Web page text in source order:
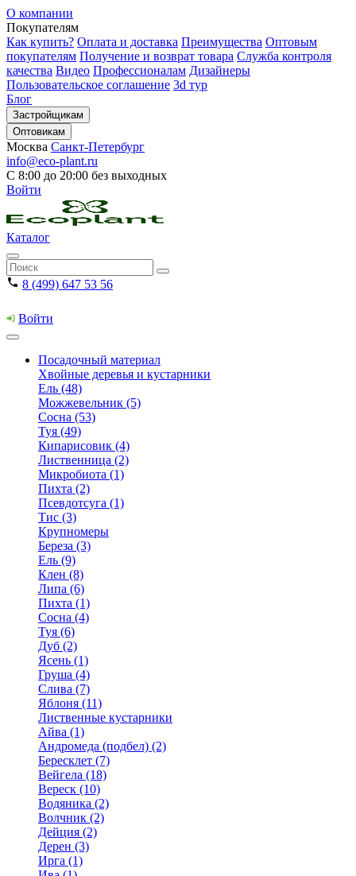
О компании
Покупателям
Как купить? Оплата и доставка Преимущества Оптовым
покупателям Получение и возврат товара Служба контроля
качества Видео Профессионалам Дизайнеры
Пользовательское соглашение 3d тур
Блог
Застройщикам
Оптовикам
Москва Санкт-Петербург
info@eco-plant.ru
С 8:00 до 20:00 без выходных
Войти
Каталог
8 (499) 647 53 56
Войти
Посадочный материал
Хвойные деревья и кустарники
Ель (48)
Можжевельник (5)
Сосна (53)
Туя (49)
Кипарисовик (4)
Лиственница (2)
Микробиота (1)
Пихта (2)
Псевдотсуга (1)
Тис (3)
Крупномеры
Береза (3)
Ель (9)
Клен (8)
Липа (6)
Пихта (1)
Сосна (4)
Туя (6)
Дуб (2)
Ясень (1)
Груша (4)
Слива (7)
Яблоня (11)
Лиственные кустарники
Айва (1)
Андромеда (подбел) (2)
Бересклет (7)
Вейгела (18)
Вереск (10)
Водяника (2)
Волчник (2)
Дейция (2)
Дерен (3)
Ирга (1)